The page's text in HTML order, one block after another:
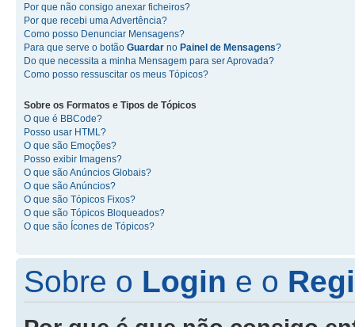
Por que não consigo anexar ficheiros?
Por que recebi uma Advertência?
Como posso Denunciar Mensagens?
Para que serve o botão Guardar no Painel de Mensagens?
Do que necessita a minha Mensagem para ser Aprovada?
Como posso ressuscitar os meus Tópicos?
Sobre os Formatos e Tipos de Tópicos
O que é BBCode?
Posso usar HTML?
O que são Emoções?
Posso exibir Imagens?
O que são Anúncios Globais?
O que são Anúncios?
O que são Tópicos Fixos?
O que são Tópicos Bloqueados?
O que são Ícones de Tópicos?
Sobre o Login e o